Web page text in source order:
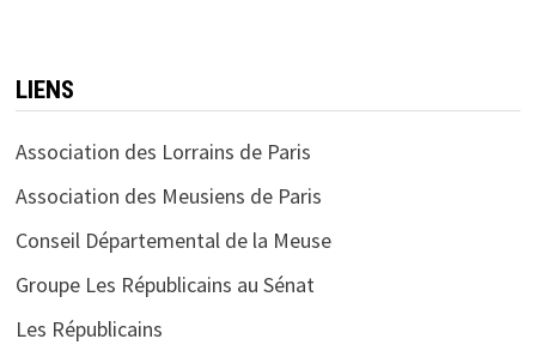
LIENS
Association des Lorrains de Paris
Association des Meusiens de Paris
Conseil Départemental de la Meuse
Groupe Les Républicains au Sénat
Les Républicains